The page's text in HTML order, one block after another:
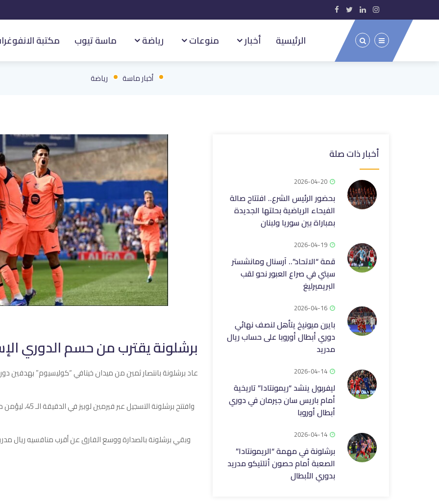
الرئيسية أخبار منوعات رياضة ماسة تيوب مكتبة
أخبار ماسة رياضة
برشلونة يقترب من حسم الدوري
عاد برشلونة بانتصار ثمين من ميدان خيتافي “كوليسيوم” بهدفين
وافتتح
أخبار ذات صلة
2026-04-20
بحضور الرئيس الشرع.. افتتاح صالة
الفيحاء الرياضية بحلتها الجديدة
بمباراة بين سوريا ولبنان
2026-04-19
قمة “الاتحاد”.. آرسنال ومانشستر
سيتي في صراع العبور نحو لقب
البريميرليغ
2026-04-16
بايرن ميونيخ يتأهل لنصف نهائي
دوري أبطال أوروبا على حساب ريال
مدريد
2026-04-14
ليفربول ينشد “ريمونتادا” تاريخية
أمام باريس سان جيرمان في دوري
أبطال أوروبا
2026-04-14
برشلونة في مهمة “الريمونتادا”
الصعبة أمام حصون أتلتيكو مدريد
بدوري الأبطال